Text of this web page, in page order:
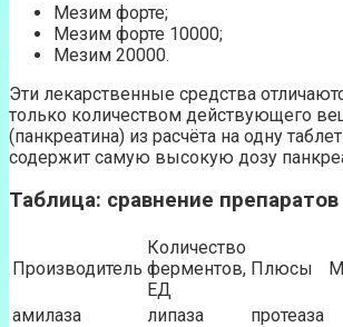
Мезим форте;
Мезим форте 10000;
Мезим 20000.
Эти лекарственные средства
только количеством действующего
(панкреатина) из расчёта на одну
содержит самую высокую дозу
Таблица: сравнение препаратов
Производитель
Количество
ферментов,
ЕД
Плюсы
амилаза липаза протеаза